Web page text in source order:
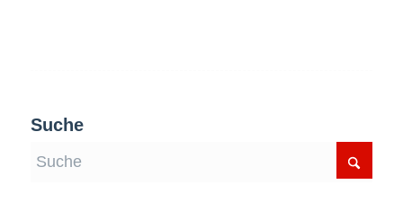
Suche